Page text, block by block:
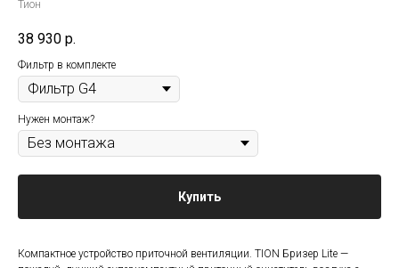
Тион
38 930 р.
Фильтр в комплекте
Нужен монтаж?
Купить
Компактное устройство приточной вентиляции. TION Бризер Lite —